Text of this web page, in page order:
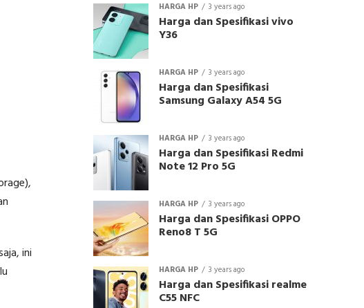
ini
HARGA HP 3 years ago
Harga dan Spesifikasi vivo
Y36
HARGA HP 3 years ago
Harga dan Spesifikasi
Samsung Galaxy A54 5G
HARGA HP 3 years ago
Harga dan Spesifikasi Redmi
Note 12 Pro 5G
HARGA HP 3 years ago
Harga dan Spesifikasi OPPO
Reno8 T 5G
HARGA HP 3 years ago
Harga dan Spesifikasi realme
C55 NFC